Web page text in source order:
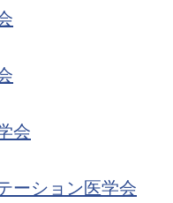
会
ーション医学会